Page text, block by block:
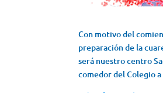
Con motivo del
preparación de la
será nuestro centro
comedor del Colegio